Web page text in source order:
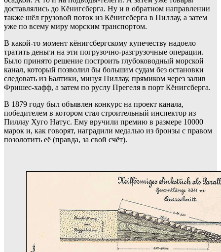
доставлялись до Кёнигсберга. Ну и в обратном направлении
также шёл грузовой поток из Кёнигсберга в Пиллау, а затем
уже по всему миру морским транспортом.
В какой-то момент кёнигсбергскому купечеству надоело
тратить деньги на эти погрузочно-разгрузочные операции.
Было принято решение построить глубоководный морской
канал, который позволил бы большим судам без остановки
следовать из Балтики, минуя Пиллау, прямиком через залив
Фришес-хафф, а затем по руслу Прегеля в порт Кёнигсберга.
В 1879 году был объявлен конкурс на проект канала,
победителем в котором стал строительный инспектор из
Пиллау Хуго Натус. Ему вручили премию в размере 10000
марок и, как говорят, наградили медалью из бронзы с правом
позолотить её (правда, за свой счёт).